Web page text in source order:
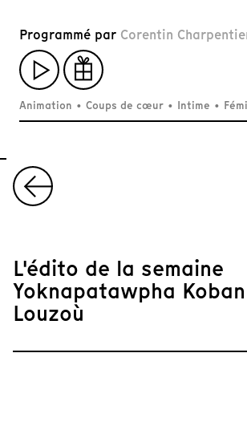
Programmé par Corentin
Animation • Coups de cœur • Intime •
m
1
o
f
5
L'édito de la semaine
Yoknapatawpha Koban
Louzoù